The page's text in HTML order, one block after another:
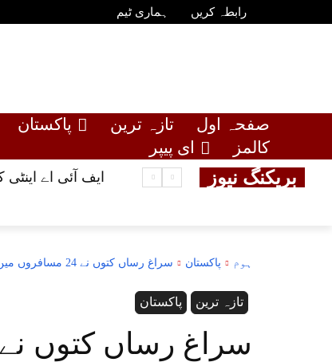
رابطہ کریں ہماری ٹیم
صفحہ اول تازہ ترین پاکستان
کالمز
ای پیپر
بریکنگ نیوز ایف آئی اے
ہوم پاکستان سراغ رساں کتوں نے 24 مسافروں میں کورونا وائرس کی تصدیق کردی
پاکستان تازہ ترین